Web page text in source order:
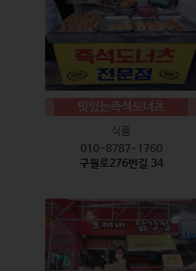
맛있는즉석도너츠
식품
010-8787-1760
구월로276번길 34